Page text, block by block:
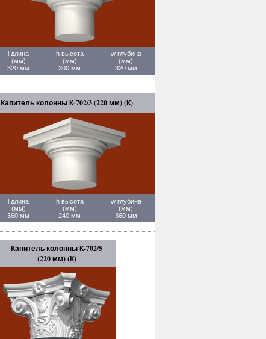
l длина
(мм)
320 мм
h высота
(мм)
300 мм
w глубина
(мм)
320 мм
Капитель колонны К-702/3 (220 мм) (К)
l длина
(мм)
360 мм
h высота
(мм)
240 мм
w глубина
(мм)
360 мм
Капитель колонны К-702/5
(220 мм) (К)